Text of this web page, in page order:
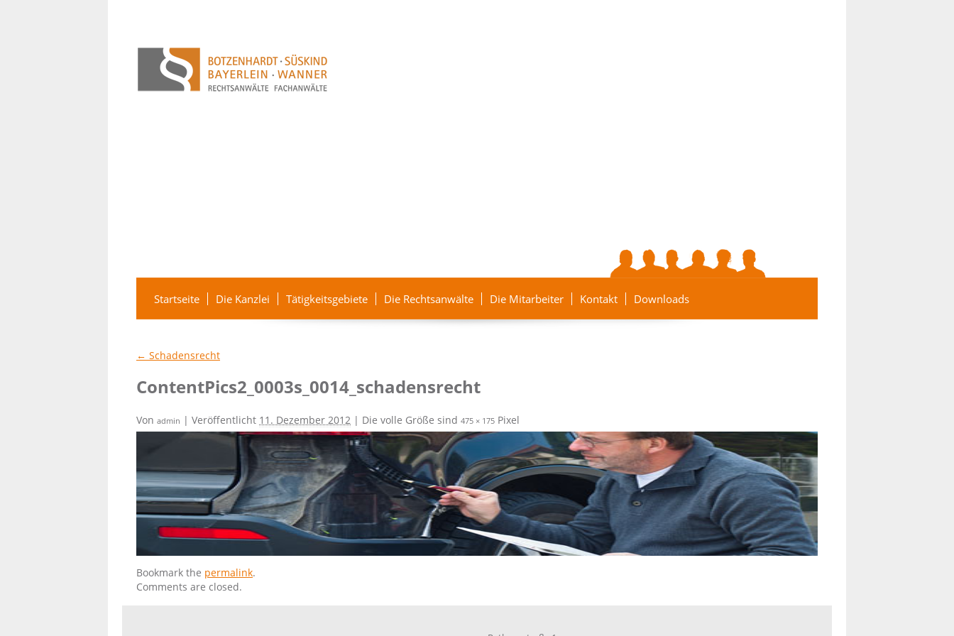
Startseite Die Kanzlei Tätigkeitsgebiete Die Rechtsanwälte Die Mitarbeiter Kontakt Downloads
← Schadensrecht
ContentPics2_0003s_0014_schadensrecht
Von admin | Veröffentlicht 11. Dezember 2012 | Die volle Größe sind 475 × 175 Pixel
Bookmark the permalink.
Comments are closed.